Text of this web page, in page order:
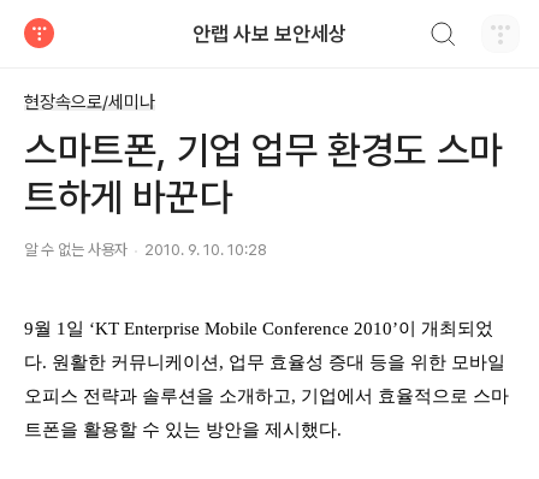
안랩 사보 보안세상
현장속으로/세미나
스마트폰, 기업 업무 환경도 스마
트하게 바꾼다
알 수 없는 사용자 2010. 9. 10. 10:28
9월 1 일 ‘KT Enterprise Mobile Conference 2010’이
개최되었
다. 원활한 커뮤니케이션 , 업무 효율성 증대 등을 위한 모바일
오피스 전략과 솔루션을 소개하고, 기업에서 효율적으로 스마
트폰을 활용할 수 있는 방안을 제시했다.